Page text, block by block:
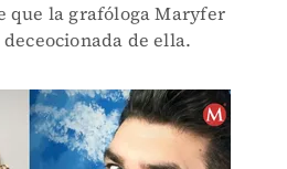
que la grafóloga Maryfer
de ella.